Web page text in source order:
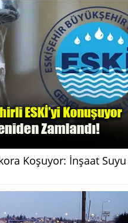
Koşuyor: İnşaat Suyu